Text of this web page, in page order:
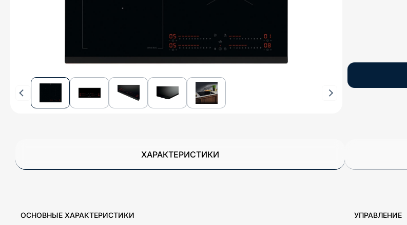
ХАРАКТЕРИСТИКИ
ОСНОВНЫЕ ХАРАКТЕРИСТИКИ УПРАВЛЕНИЕ